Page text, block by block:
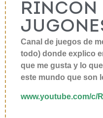
RINCÓN
Canal de juegos de
todo) donde explico
que me gusta y lo
este mundo que son
www.youtube.com/c/